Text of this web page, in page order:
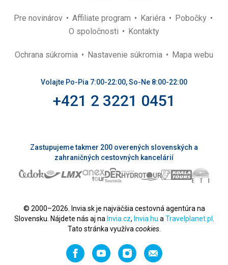
Pre novinárov Affiliate program Kariéra
Pobočky
O spoločnosti
Kontakty
Ochrana súkromia Nastavenie súkromia Mapa webu
Volajte Po-Pia 7:00-22:00, So-Ne 8:00-22:00
+421 2 3221 0451
Zastupujeme takmer 200 overených slovenských a
zahraničných cestovných kancelárií
© 2000–2026. Invia.sk je najväčšia cestovná agentúra na
Slovensku. Nájdete nás aj na Invia.cz, Invia.hu a Travelplanet.pl
Tato stránka využíva cookies.
FacebookYouTubeInstagramOdporučiť